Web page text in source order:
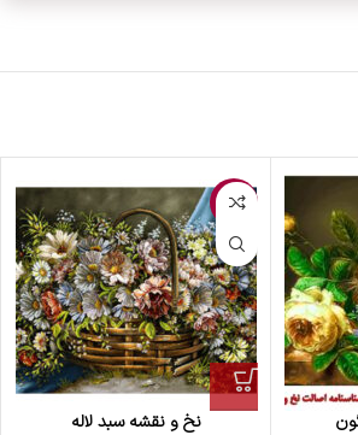
-12%
نخ و نقشه سبد لاله